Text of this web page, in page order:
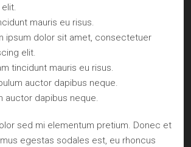
mauris eu risus.
ipsum dolor sit amet, consectetuer
elit.
tincidunt mauris eu risus.
auctor dapibus neque.
auctor dapibus neque.
sed mi elementum pretium. Donec et
egestas sodales est, eu rhoncus